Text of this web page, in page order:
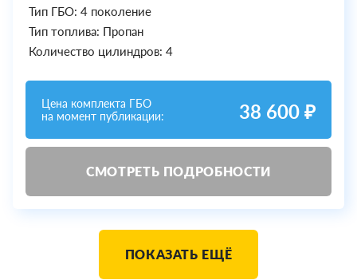
Тип ГБО: 4 поколение
Тип топлива: Пропан
Количество цилиндров: 4
Цена комплекта ГБО
на момент публикации:
38 600 ₽
СМОТРЕТЬ ПОДРОБНОСТИ
ПОКАЗАТЬ ЕЩЁ